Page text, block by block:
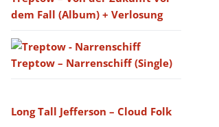
dem Fall (Album) + Verlosung
Treptow – Narrenschiff (Single)
Long Tall Jefferson – Cloud Folk